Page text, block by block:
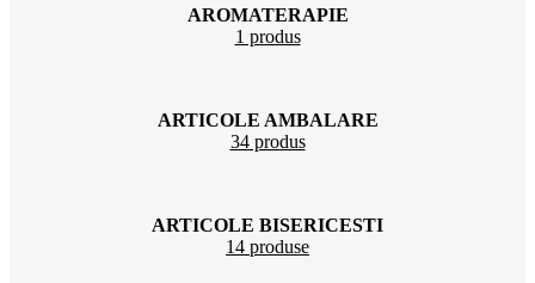
AROMATERAPIE
1 produs
ARTICOLE AMBALARE
34 produs
ARTICOLE BISERICESTI
14 produse